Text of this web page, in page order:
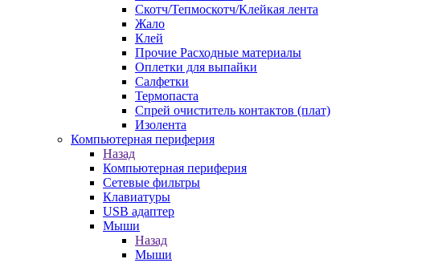
Скотч/Тепмоскотч/Клейкая лента
Жало
Клей
Прочие Расходные материалы
Оплетки для выпайки
Салфетки
Термопаста
Спрей очиститель контактов (плат)
Изолента
Компьютерная периферия
Назад
Компьютерная периферия
Сетевые фильтры
Клавиатуры
USB адаптер
Мыши
Назад
Мыши